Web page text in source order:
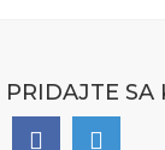
PRIDAJTE SA